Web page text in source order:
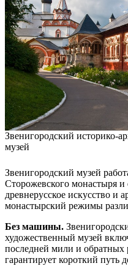
Звенигородский историко-
музей
Звенигородский музей
Сторожевского монастыря и
древнерусское искусство и
монастырский режимы
Без машины.
художественный музей
последней мили и обратных
гарантирует короткий путь